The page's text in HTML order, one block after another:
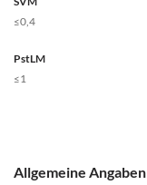
≤0,4
PstLM
≤1
Allgemeine Angaben